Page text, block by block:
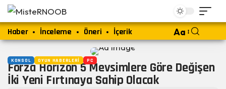
Haber İnceleme Öneri İçerik Aa
KONSOL OYUN HABERLERI PC
Forza Horizon 5 Mevsimlere Göre Değişen
İki Yeni Fırtınaya Sahip Olacak